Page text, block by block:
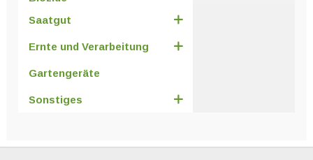
Saatgut
Ernte und Verarbeitung
Gartengeräte
Sonstiges